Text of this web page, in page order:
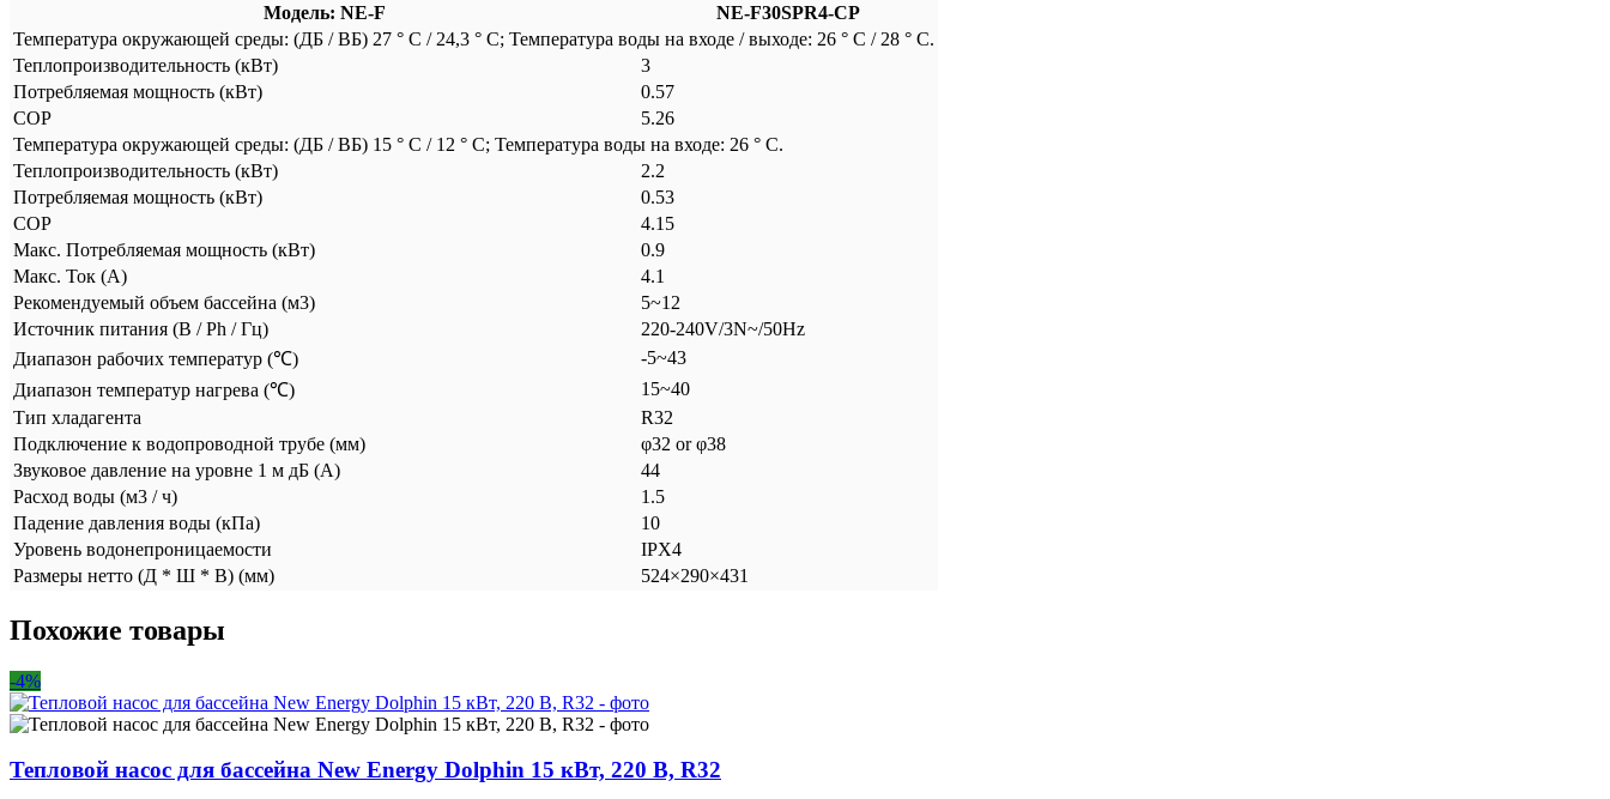
Модель: NE-F
NE-F30SPR4-CP
Температура окружающей среды: (ДБ / ВБ) 27 ° C / 24,3 ° C; Температура воды на входе / выходе: 26 ° C / 28 ° C.
Теплопроизводительность (кВт)
3
Потребляемая мощность (кВт)
0.57
COP
5.26
Температура окружающей среды: (ДБ / ВБ) 15 ° C / 12 ° C; Температура воды на входе: 26 ° C.
Теплопроизводительность (кВт)
2.2
Потребляемая мощность (кВт)
0.53
COP
4.15
Mакс. Потребляемая мощность (кВт)
0.9
Mакс. Ток (А)
4.1
Рекомендуемый объем бассейна (м3)
5~12
Источник питания (В / Ph / Гц)
220-240V/3N~/50Hz
Диапазон рабочих температур (℃)
-5~43
Диапазон температур нагрева (℃)
15~40
Тип хладагента
R32
Подключение к водопроводной трубе (мм)
φ32 or φ38
Звуковое давление на уровне 1 м дБ (А)
44
Расход воды (м3 / ч)
1.5
Падение давления воды (кПа)
10
Уровень водонепроницаемости
IPX4
Размеры нетто (Д * Ш * В) (мм)
524×290×431
Похожие товары
-4%
Тепловой насос для бассейна New Energy Dolphin 15 кВт, 220 В, R32